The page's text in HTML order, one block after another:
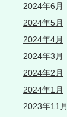
2024年6月
2024年5月
2024年4月
2024年3月
2024年2月
2024年1月
2023年11月